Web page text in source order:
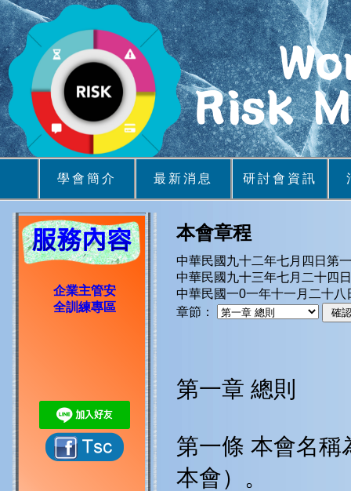
學會簡介 最新消息 研討會資訊
企業主管安
全訓練專區
本會章程
中華民國九十二年七月四日第
中華民國九十三年七月二十四
中華民國一0一年十一月二十
章節：
第一章 總則
第一條 本會名稱
本會）。